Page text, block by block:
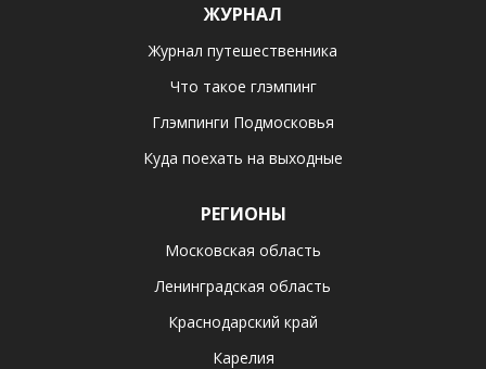
ЖУРНАЛ
Журнал путешественника
Что такое глэмпинг
Глэмпинги Подмосковья
Куда поехать на выходные
РЕГИОНЫ
Московская область
Ленинградская область
Краснодарский край
Карелия